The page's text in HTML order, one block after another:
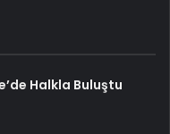
Halkla Buluştu